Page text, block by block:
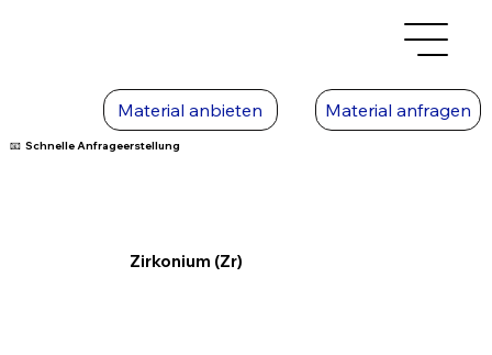
Material anbieten Material anfragen
📧 Schnelle Anfrageerstellung
Zirkonium (Zr)